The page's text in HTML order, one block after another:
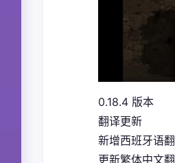
0.18.4 版本
翻译更新
新增西班牙语
更新繁体中文